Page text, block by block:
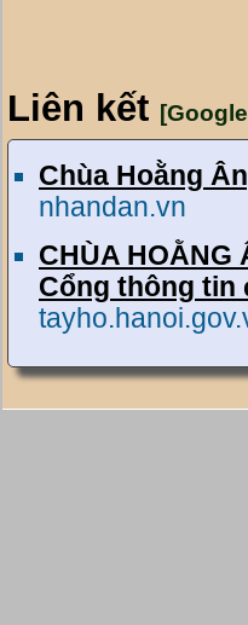
Liên kết
Chùa Hoằng
nhandan.vn
CHÙA
Cổng thông tin